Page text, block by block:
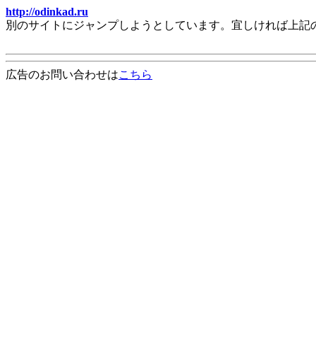
http://odinkad.ru
別のサイトにジャンプしようとしています。宜しければ上
広告のお問い合わせはこちら